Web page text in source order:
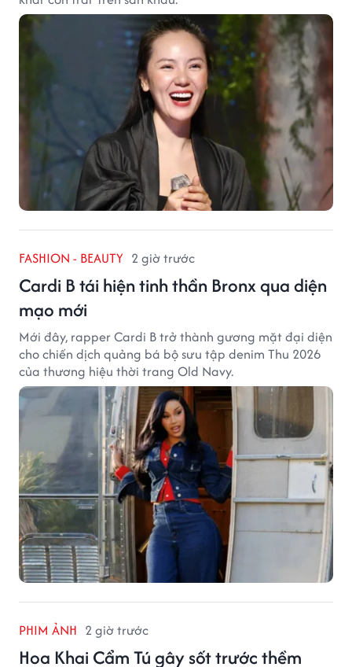
FASHION - BEAUTY 2 giờ trước
Cardi B tái hiện tinh thần Bronx qua diện
mạo mới
Mới đây, rapper Cardi B trở thành gương mặt đại diện
cho chiến dịch quảng bá bộ sưu tập denim Thu 2026
của thương hiệu thời trang Old Navy.
PHIM ẢNH 2 giờ trước
Hoa Khai Cẩm Tú gây sốt trước thềm